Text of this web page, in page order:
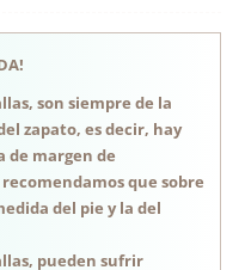
son siempre de la
zapato, es decir, hay
de margen de
que sobre
del pie y la del
pueden sufrir